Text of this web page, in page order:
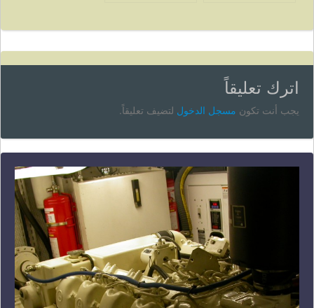
اترك تعليقاً
يجب أنت تكون مسجل الدخول لتضيف تعليقاً.